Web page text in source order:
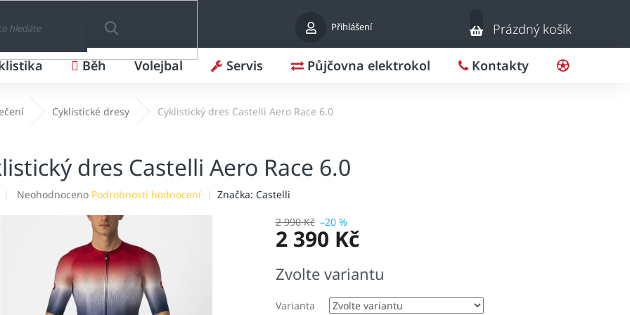
Přihlášení
HLEDAT
Nákupní
košík
Prázdný košík
Běh Volejbal Servis Půjčovna elektrokol Kontakty
Cyklistické dresy Cyklistický dres Castelli Aero Race 6.0
dres Castelli Aero Race 6.0
Průměrné
hvězdiček.
Neohodnoceno Podrobnosti hodnocení Značka: Castelli
2 990 Kč –20 %
2 390 Kč
cena:
Zvolte variantu
Varianta